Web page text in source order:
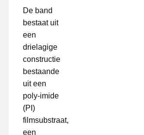
Silikonfilm
Acrylfilm
Blauwe beschermfolie
Verwarmende Film
De band
bestaat uit
een
drielagige
constructie
bestaande
uit een
poly-imide
(PI)
filmsubstraat,
een